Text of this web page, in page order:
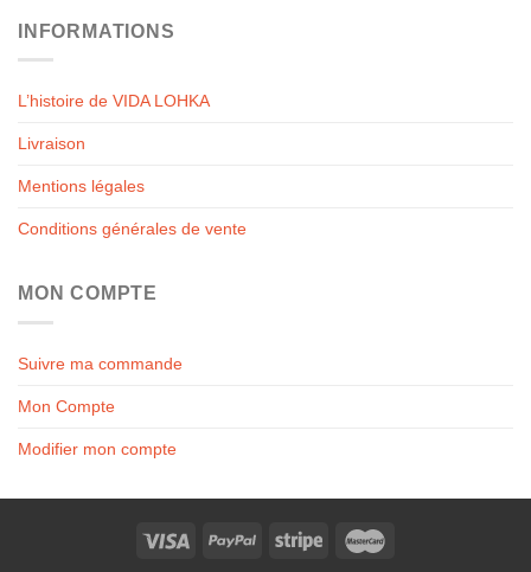
INFORMATIONS
L’histoire de VIDA LOHKA
Livraison
Mentions légales
Conditions générales de vente
MON COMPTE
Suivre ma commande
Mon Compte
Modifier mon compte